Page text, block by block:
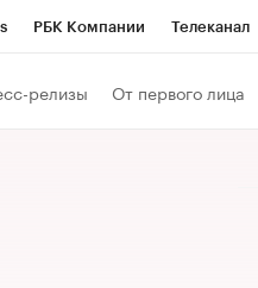
РБК Компании Телеканал
релизы От первого лица